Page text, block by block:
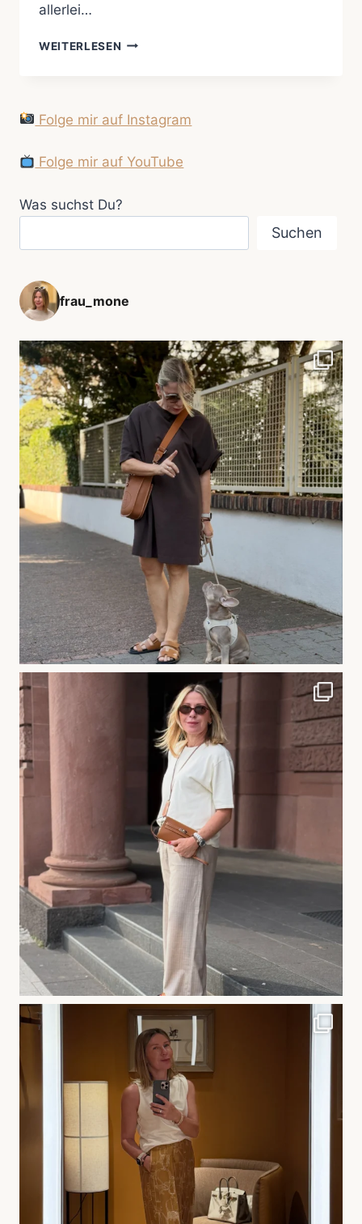
allerlei…
WEITERLESEN HEIMISCHE
TO
2017
Folge mir auf Instagram
Folge mir auf YouTube
Was suchst Du?
Suchen
frau_mone